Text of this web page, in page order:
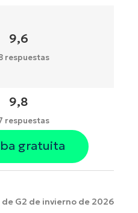
9,6
respuestas
9,8
respuestas
gratuita
G2 de invierno de 2026